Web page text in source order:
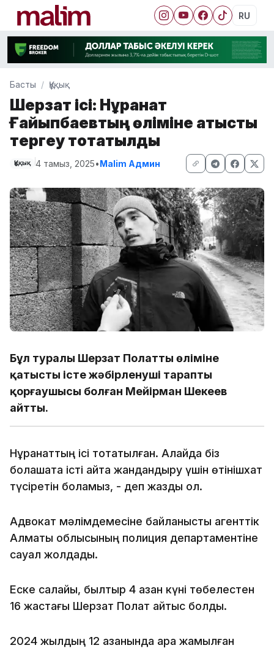
RU
Басты Құқық
Шерзат ісі: Нұрқанат
Ғайыпбаевтың өліміне қатысты
тергеу тоқтатылды
Құқық 4 тамыз, 2025•Malim Админ
Бұл туралы Шерзат Полаттың өліміне
қатысты істе жәбірленуші тараптың
қорғаушысы болған Мейірман Шекеев
айтты.
Нұрқанаттың ісі тоқтатылған. Алайда біз
болашақта істі қайта жандандыру үшін өтінішхат
түсіретін боламыз, - деп жазды ол.
Адвокат мәлімдемесіне байланысты агенттік
Алматы облысының полиция департаментіне
сауал жолдады.
Еске салайық, былтыр 4 қазан күні төбелестен
16 жастағы Шерзат Полат қайтыс болды.
2024 жылдың 12 қазанында қара жамылған